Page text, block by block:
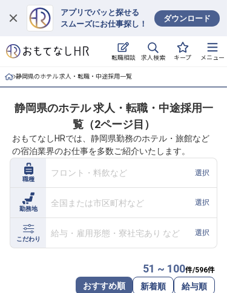
アプリでパッと探せる
スムーズにお仕事探し！
ダウンロード
転職相談 求人検索 キープ メニュー
ログイン
求人・施設を探す
就職・転職 合同説明会
おもてなしHRについて
ご利用の流れ
よくある質問
ホテル・宿泊業界情報コラム
転職サポートに申し込む
静岡県のホテル 求人・転職・中途採用一覧
静岡県のホテル 求人・転職・中途採用一
覧（2ページ目）
おもてなしHRでは、静岡県勤務のホテル・旅館など
の宿泊業界のお仕事を多数ご紹介いたします。
職種
フロント・料飲など 選択
勤務地
全国または市区町村など 選択
こだわり
給与・雇用形態・寮社宅あり など 選択
51 ~ 100件/596件
おすすめ順 新着順 給与順